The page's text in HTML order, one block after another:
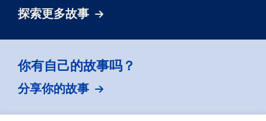
探索更多故事
你有自己的故事吗？
分享你的故事